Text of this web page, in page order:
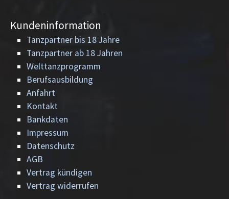
Kundeninformation
Tanzpartner bis 18 Jahre
Tanzpartner ab 18 Jahren
Welttanzprogramm
Berufsausbildung
Anfahrt
Kontakt
Bankdaten
Impressum
Datenschutz
AGB
Vertrag kündigen
Vertrag widerrufen